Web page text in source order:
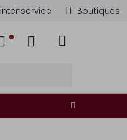
Boutiques